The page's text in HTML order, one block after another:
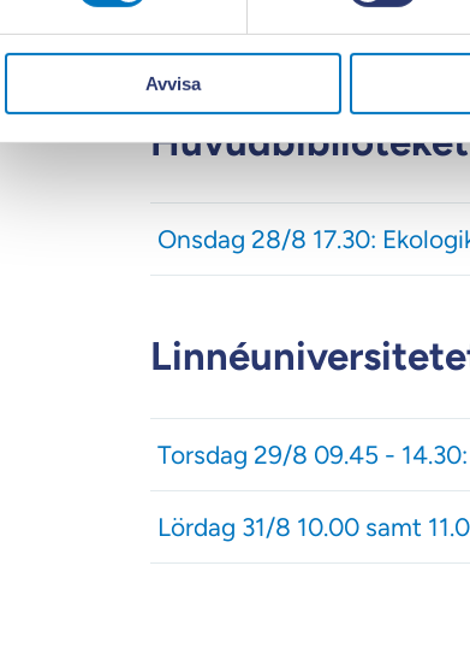
Avvisa
Huvudbiblioteket
Onsdag 28/8 17.30:
Torsdag 29/8 09.45 -
Lördag 31/8 10.00 samt